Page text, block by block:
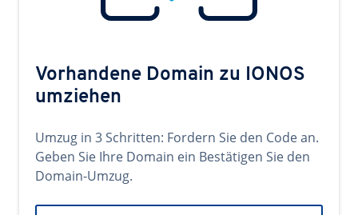
Vorhandene Domain zu IONOS
umziehen
Umzug in 3 Schritten: Fordern Sie den Code an.
Geben Sie Ihre Domain ein Bestätigen Sie den
Domain-Umzug.